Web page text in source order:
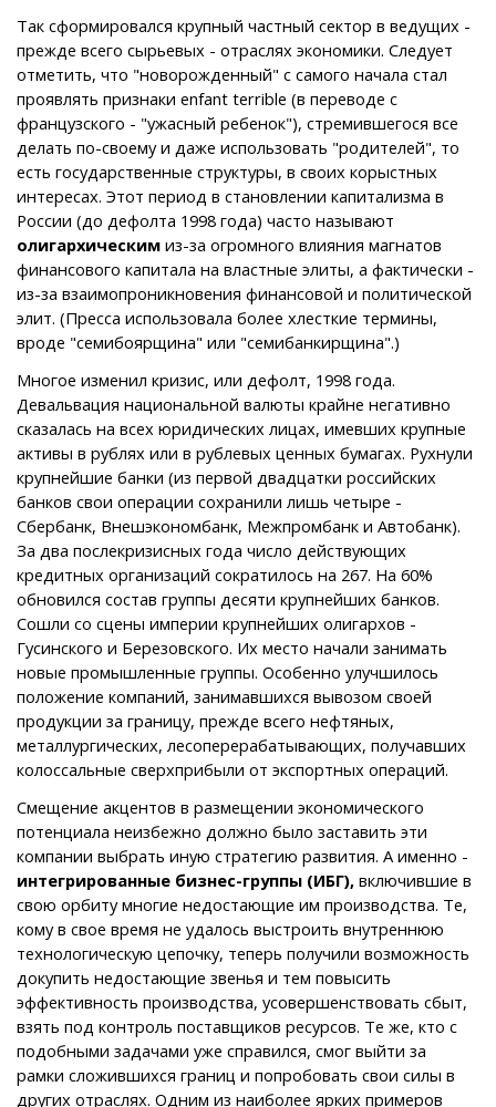
Так сформировался крупный частный сектор в ведущих -
прежде всего сырьевых - отраслях экономики. Следует
отметить, что "новорожденный" с самого начала стал
проявлять признаки enfant terrible (в переводе с
французского - "ужасный ребенок"), стремившегося все
делать по-своему и даже использовать "родителей", то
есть государственные структуры, в своих корыстных
интересах. Этот период в становлении капитализма в
России (до дефолта 1998 года) часто называют
олигархическим из-за огромного влияния магнатов
финансового капитала на властные элиты, а фактически -
из-за взаимопроникновения финансовой и политической
элит. (Пресса использовала более хлесткие термины,
вроде "семибоярщина" или "семибанкирщина".)
Многое изменил кризис, или дефолт, 1998 года.
Девальвация национальной валюты крайне негативно
сказалась на всех юридических лицах, имевших крупные
активы в рублях или в рублевых ценных бумагах. Рухнули
крупнейшие банки (из первой двадцатки российских
банков свои операции сохранили лишь четыре -
Сбербанк, Внешэкономбанк, Межпромбанк и Автобанк).
За два послекризисных года число действующих
кредитных организаций сократилось на 267. На 60%
обновился состав группы десяти крупнейших банков.
Сошли со сцены империи крупнейших олигархов -
Гусинского и Березовского. Их место начали занимать
новые промышленные группы. Особенно улучшилось
положение компаний, занимавшихся вывозом своей
продукции за границу, прежде всего нефтяных,
металлургических, лесоперерабатывающих, получавших
колоссальные сверхприбыли от экспортных операций.
Смещение акцентов в размещении экономического
потенциала неизбежно должно было заставить эти
компании выбрать иную стратегию развития. А именно -
интегрированные бизнес-группы (ИБГ), включившие в
свою орбиту многие недостающие им производства. Те,
кому в свое время не удалось выстроить внутреннюю
технологическую цепочку, теперь получили возможность
докупить недостающие звенья и тем повысить
эффективность производства, усовершенствовать сбыт,
взять под контроль поставщиков ресурсов. Те же, кто с
подобными задачами уже справился, смог выйти за
рамки сложившихся границ и попробовать свои силы в
других отраслях. Одним из наиболее ярких примеров